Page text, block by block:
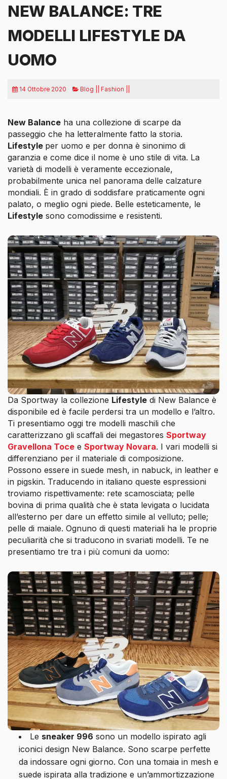
NEW BALANCE: TRE
MODELLI LIFESTYLE DA
UOMO
14 Ottobre 2020 Blog || Fashion ||
New Balance ha una collezione di scarpe da
passeggio che ha letteralmente fatto la storia.
Lifestyle per uomo e per donna è sinonimo di
garanzia e come dice il nome è uno stile di vita. La
varietà di modelli è veramente eccezionale,
probabilmente unica nel panorama delle calzature
mondiali. È in grado di soddisfare praticamente ogni
palato, o meglio ogni piede. Belle esteticamente, le
Lifestyle sono comodissime e resistenti.
Da Sportway la collezione Lifestyle di New Balance è
disponibile ed è facile perdersi tra un modello e l’altro.
Ti presentiamo oggi tre modelli maschili che
caratterizzano gli scaffali dei megastores Sportway
Gravellona Toce e Sportway Novara. I vari modelli si
differenziano per il materiale di composizione.
Possono essere in suede mesh, in nabuck, in leather e
in pigskin. Traducendo in italiano queste espressioni
troviamo rispettivamente: rete scamosciata; pelle
bovina di prima qualità che è stata levigata o lucidata
all’esterno per dare un effetto simile al velluto; pelle;
pelle di maiale. Ognuno di questi materiali ha le proprie
peculiarità che si traducono in svariati modelli. Te ne
presentiamo tre tra i più comuni da uomo:
Le sneaker 996 sono un modello ispirato agli
iconici design New Balance. Sono scarpe perfette
da indossare ogni giorno. Con una tomaia in mesh e
suede ispirata alla tradizione e un’ammortizzazione